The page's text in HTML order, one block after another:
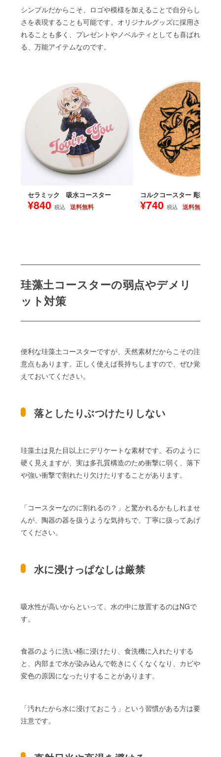
シンプルだからこそ、ロゴや模様を加えることで自分らし
さを表現することも可能です。オリジナルグッズに採用さ
れることも多く、プレゼントやノベルティとしても喜ばれ
る、万能アイテムなのです。
セラミック 吸水コースター
¥840 税込 送料無料
コルクコースター 彫刻
¥740 税込 送料無料
珪藻土コースターの弱点やデメリ
ット対策
便利な珪藻土コースターですが、天然素材だからこその注
意点もあります。正しく使えば長持ちしますので、ぜひ覚
えておいてください。
落としたりぶつけたりしない
珪藻土は見た目以上にデリケートな素材です。石のように
硬く見えますが、実は多孔質構造のため衝撃に弱く、落下
や強い衝撃で割れたり欠けたりすることがあります。
「コースターなのに割れるの？」と驚かれるかもしれませ
んが、陶器の器を扱うような気持ちで、丁寧に扱ってあげ
てください。
水に浸けっぱなしは厳禁
吸水性が高いからといって、水の中に放置するのはNGで
す。
食器のように洗い桶に浸けたり、食洗機に入れたりする
と、内部まで水が染み込んで乾きにくくなくなり、カビや
変色の原因になったりすることがあります。
「汚れたから水に浸けておこう」という習慣がある方は要
注意です。